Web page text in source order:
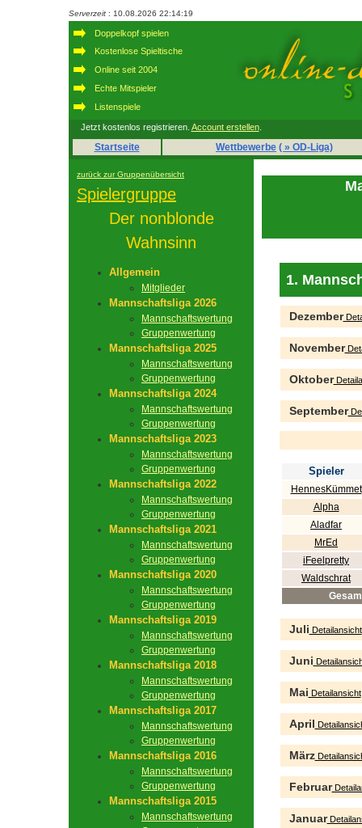
Serverzeit : 10.08.2026 22:14:19
Doppelkopf spielen
Kostenlose Spieltische
Online seit 2004
Echte Mitspieler
Listenspiele
Jetzt kostenlos registrieren. Account erstellen.
Startseite Wettbewerbe ( » OD-Liga)
zurück zur Gruppenübersicht
Spielergruppe
Der nonblonde
Wahnsinn
Allgemein
Mitglieder
Mannschaftsliga 2026
Mannschaftswertung
Gruppenwertung
Mannschaftsliga 2025
Mannschaftswertung
Gruppenwertung
Mannschaftsliga 2024
Mannschaftswertung
Gruppenwertung
Mannschaftsliga 2023
Mannschaftswertung
Gruppenwertung
Mannschaftsliga 2022
Mannschaftswertung
Gruppenwertung
Mannschaftsliga 2021
Mannschaftswertung
Gruppenwertung
Mannschaftsliga 2020
Mannschaftswertung
Gruppenwertung
Mannschaftsliga 2019
Mannschaftswertung
Gruppenwertung
Mannschaftsliga 2018
Mannschaftswertung
Gruppenwertung
Mannschaftsliga 2017
Mannschaftswertung
Gruppenwertung
Mannschaftsliga 2016
Mannschaftswertung
Gruppenwertung
Mannschaftsliga 2015
Mannschaftswertung
1.
Dezember
November
Oktober
September
Spieler
HennesKümmet
Alpha
Aladfar
MrEd
iFeelpretty
Waldschrat
Juli Detailansicht
Juni
Mai Detailansicht
April
März
Februar
Januar